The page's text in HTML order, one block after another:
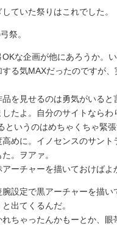
ていた祭りはこれでした。
祭。
な企画が他にあろうか。い
る気MAXだったのですが、
を見せるのは勇気がいると
たよ。自分のサイトならわ
というのはめちゃくちゃ緊張
めに。イノセンスのサント
。ヲアァ。
ーチャーを描いておけばよ
設定で黒アーチャーを描い
出てくるんだ。
ちゃったんかもーとか、眼